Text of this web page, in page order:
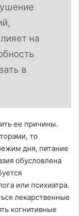
на
в
ее причины.
то
дня, питание
обусловлена
или психиатра.
лекарственные
когнитивные